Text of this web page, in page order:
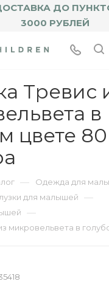
ДО
3000 РУБЛЕЙ
Тревис
в
цвете 80
— Одежда для
для малышей —
—
микровельвета в